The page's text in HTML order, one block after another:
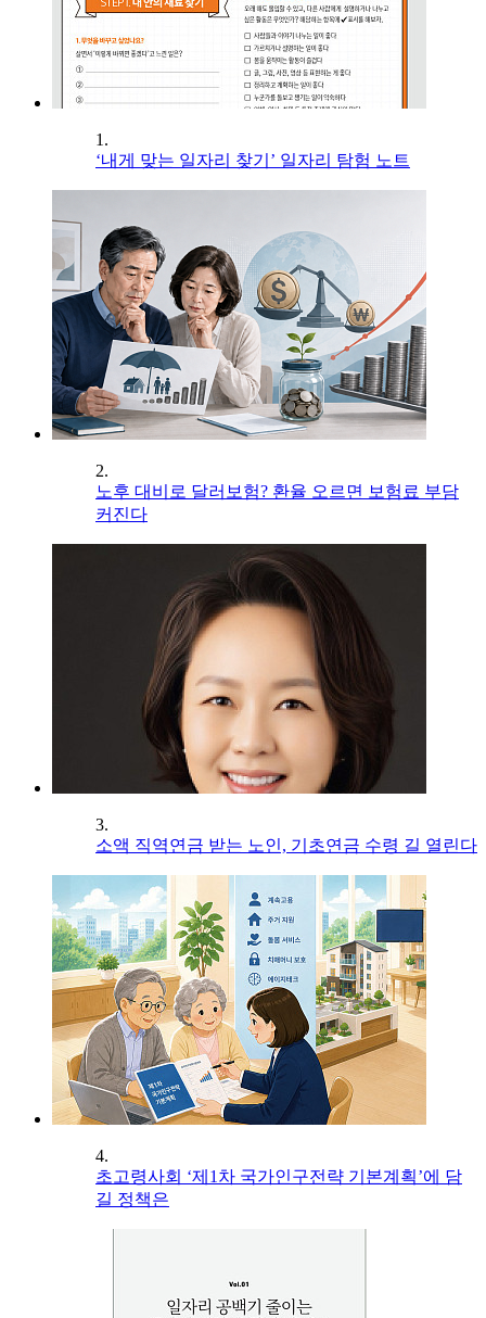
1.
‘내게 맞는 일자리 찾기’ 일자리 탐험 노트
2.
노후 대비로 달러보험? 환율 오르면 보험료 부담
커진다
3.
소액 직역연금 받는 노인, 기초연금 수령 길 열린다
4.
초고령사회 ‘제1차 국가인구전략 기본계획’에 담
길 정책은